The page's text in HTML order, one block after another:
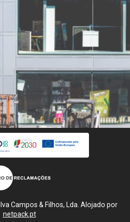
Campos & Filhos, Lda. Alojado por
netpack.pt